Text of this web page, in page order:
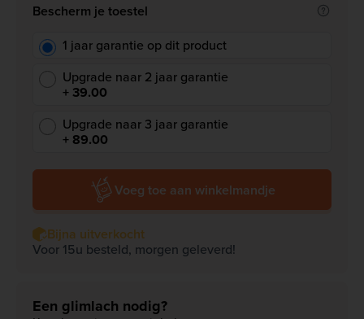
Bescherm je toestel
1 jaar garantie op dit product
Upgrade naar 2 jaar garantie
+ 39.00
Upgrade naar 3 jaar garantie
+ 89.00
Voeg toe aan winkelmandje
Bijna uitverkocht
Voor 15u besteld, morgen geleverd!
Een glimlach nodig?